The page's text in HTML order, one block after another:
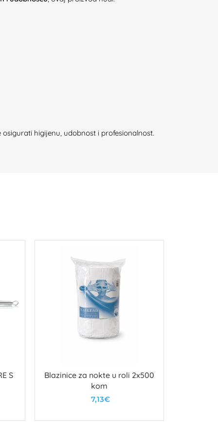
higijenu, udobnost i profesionalnost.
S
Blazinice za nokte u roli 2x500
kom
7,13€
U košaricu